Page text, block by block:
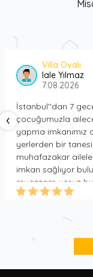
tatil yapmak
Villa seçiminizi
Tarih aralığını
Tatilinizi
Villa Ovalı
lale Yılmaz
7.08.2026
İstanbul''dan 7
çocuğumuzla
yapma imkanımız
yerlerden bir
muhafazakar
imkan sağlıyor
muazzam uçsuz
ağaçlarının
villalara mesafesi
dolayı asla
villanın etrafı
‹